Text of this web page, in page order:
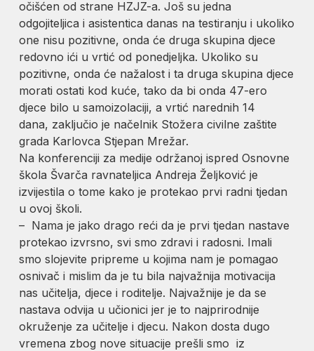
očišćen od strane HZJZ-a. Još su jedna
odgojiteljica i asistentica danas na testiranju i ukoliko
one nisu pozitivne, onda će druga skupina djece
redovno ići u vrtić od ponedjeljka. Ukoliko su
pozitivne, onda će nažalost i ta druga skupina djece
morati ostati kod kuće, tako da bi onda 47-ero
djece bilo u samoizolaciji, a vrtić narednih 14
dana, zaključio je načelnik Stožera civilne zaštite
grada Karlovca Stjepan Mrežar.
Na konferenciji za medije održanoj ispred Osnovne
škola Švarča ravnateljica Andreja Željković je
izvijestila o tome kako je protekao prvi radni tjedan
u ovoj školi.
– Nama je jako drago reći da je prvi tjedan nastave
protekao izvrsno, svi smo zdravi i radosni. Imali
smo slojevite pripreme u kojima nam je pomagao
osnivač i mislim da je tu bila najvažnija motivacija
nas učitelja, djece i roditelje. Najvažnije je da se
nastava odvija u učionici jer je to najprirodnije
okruženje za učitelje i djecu. Nakon dosta dugo
vremena zbog nove situacije prešli smo iz